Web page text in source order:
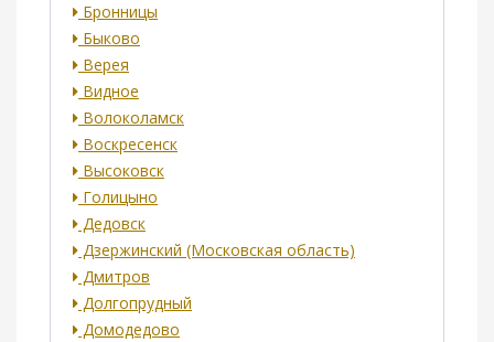
Бронницы
Быково
Верея
Видное
Волоколамск
Воскресенск
Высоковск
Голицыно
Дедовск
Дзержинский (Московская область)
Дмитров
Долгопрудный
Домодедово